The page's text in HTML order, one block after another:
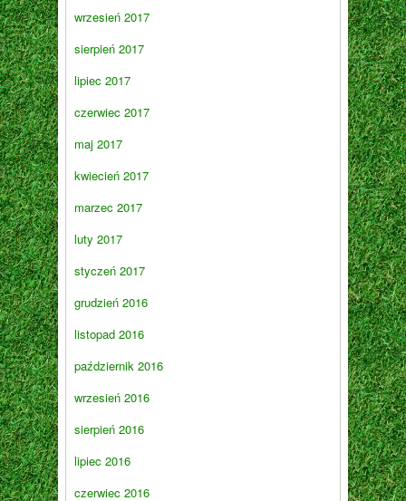
wrzesień 2017
sierpień 2017
lipiec 2017
czerwiec 2017
maj 2017
kwiecień 2017
marzec 2017
luty 2017
styczeń 2017
grudzień 2016
listopad 2016
październik 2016
wrzesień 2016
sierpień 2016
lipiec 2016
czerwiec 2016